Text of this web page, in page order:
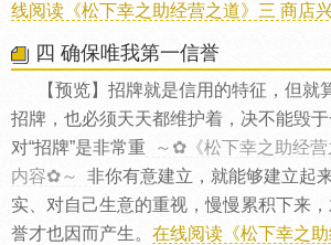
线阅读《松下幸之助经营之道》三 商店
四 确保唯我第一信誉
【预览】招牌就是信用的特征，但就
招牌，也必须天天都维护着，决不能毁
对“招牌”是非常重
～✿《松下幸之助经
内容✿～
非你有意建立，就能够建立起
实、对自己生意的重视，慢慢累积下来
誉才也因而产生。 在线阅读《松下幸之